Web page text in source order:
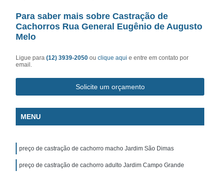
Para saber mais sobre Castração de
Cachorros Rua General Eugênio de Augusto
Melo
Ligue para(12) 3939-2050ouclique aqui e entre em contato por
email.
Solicite um orçamento
MENU
preço de castração de cachorro macho Jardim São Dimas
preço de castração de cachorro adulto Jardim Campo Grande